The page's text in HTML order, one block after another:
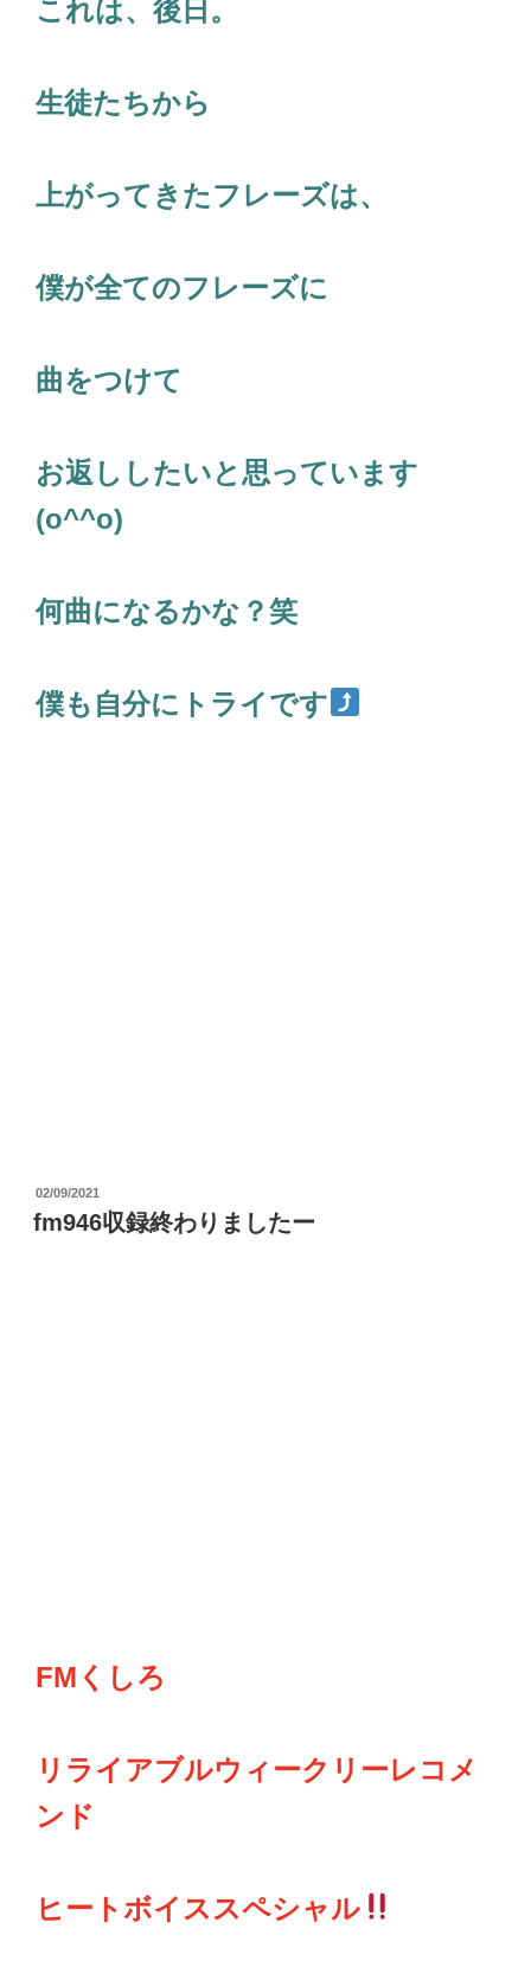
これは、後日。
生徒たちから
上がってきたフレーズは、
僕が全てのフレーズに
曲をつけて
お返ししたいと思っています
(o^^o)
何曲になるかな？笑
僕も自分にトライです
投
稿
日:
02/09/2021
fm946収録終わりましたー
FMくしろ
リライアブルウィークリーレコメ
ンド
ヒートボイススペシャル